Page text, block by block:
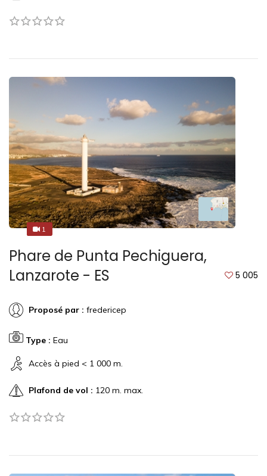
11
Phare de Punta Pechiguera,
Lanzarote - ES
5 005
Proposé par : fredericep
Type : Eau
Accès à pied < 1 000 m.
Plafond de vol : 120 m. max.